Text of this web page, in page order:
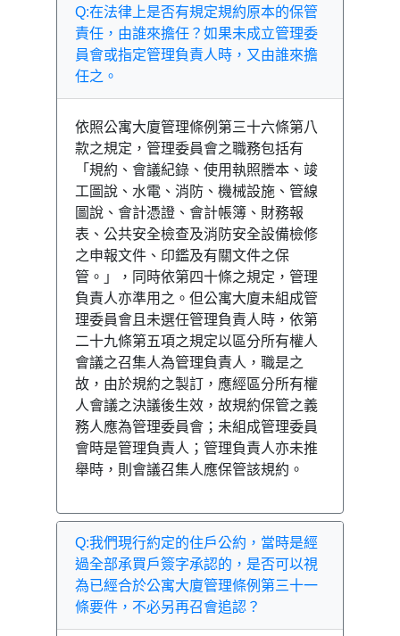
Q:在法律上是否有規定規約原本的保管
責任，由誰來擔任？如果未成立管理委
員會或指定管理負責人時，又由誰來擔
任之。
依照公寓大廈管理條例第三十六條第八
款之規定，管理委員會之職務包括有
「規約、會議紀錄、使用執照謄本、竣
工圖說、水電、消防、機械設施、管線
圖說、會計憑證、會計帳簿、財務報
表、公共安全檢查及消防安全設備檢修
之申報文件、印鑑及有關文件之保
管。」，同時依第四十條之規定，管理
負責人亦準用之。但公寓大廈未組成管
理委員會且未選任管理負責人時，依第
二十九條第五項之規定以區分所有權人
會議之召集人為管理負責人，職是之
故，由於規約之製訂，應經區分所有權
人會議之決議後生效，故規約保管之義
務人應為管理委員會；未組成管理委員
會時是管理負責人；管理負責人亦未推
舉時，則會議召集人應保管該規約。
Q:我們現行約定的住戶公約，當時是經
過全部承買戶簽字承認的，是否可以視
為已經合於公寓大廈管理條例第三十一
條要件，不必另再召會追認？